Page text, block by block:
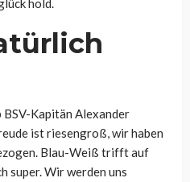
hold.
BSV-Kapitän Alexander
ist riesengroß, wir haben
Blau-Weiß trifft auf
super. Wir werden uns